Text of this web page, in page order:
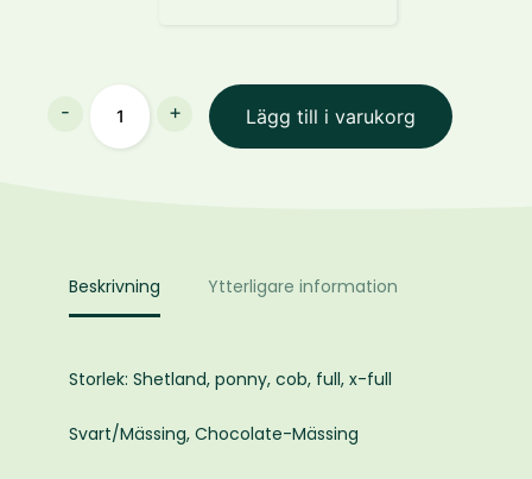
- + Lägg till i varukorg
Beskrivning Ytterligare information
Storlek: Shetland, ponny, cob, full, x-full
Svart/Mässing, Chocolate-Mässing